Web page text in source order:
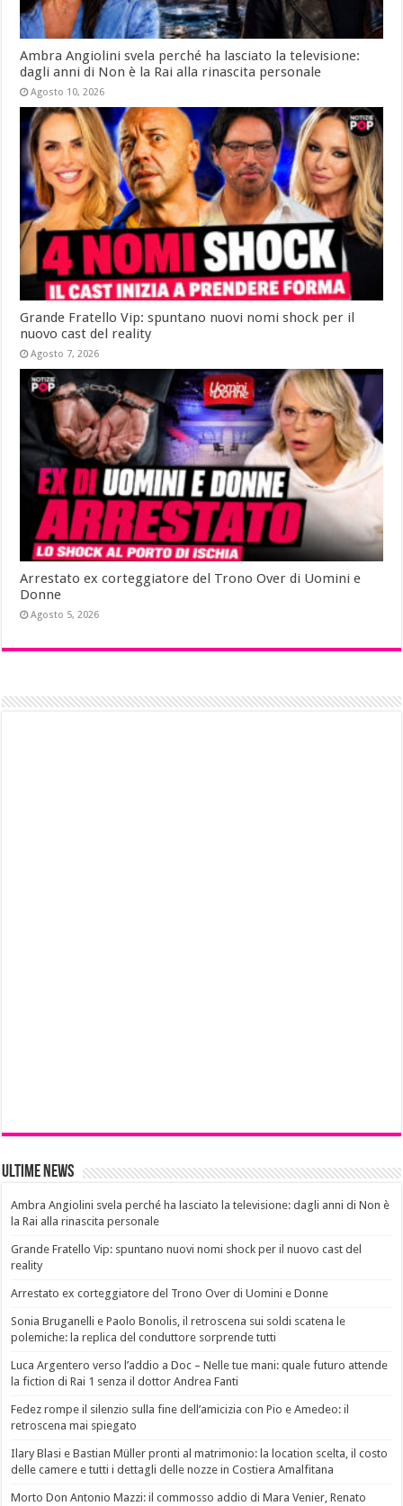
Ambra Angiolini svela perché ha lasciato la televisione:
dagli anni di Non è la Rai alla rinascita personale
Agosto 10, 2026
Grande Fratello Vip: spuntano nuovi nomi shock per il
nuovo cast del reality
Agosto 7, 2026
Arrestato ex corteggiatore del Trono Over di Uomini e
Donne
Agosto 5, 2026
Ultime News
Ambra Angiolini svela perché ha lasciato la televisione: dagli anni di Non è
la Rai alla rinascita personale
Grande Fratello Vip: spuntano nuovi nomi shock per il nuovo cast del
reality
Arrestato ex corteggiatore del Trono Over di Uomini e Donne
Sonia Bruganelli e Paolo Bonolis, il retroscena sui soldi scatena le
polemiche: la replica del conduttore sorprende tutti
Luca Argentero verso l’addio a Doc – Nelle tue mani: quale futuro attende
la fiction di Rai 1 senza il dottor Andrea Fanti
Fedez rompe il silenzio sulla fine dell’amicizia con Pio e Amedeo: il
retroscena mai spiegato
Ilary Blasi e Bastian Müller pronti al matrimonio: la location scelta, il costo
delle camere e tutti i dettagli delle nozze in Costiera Amalfitana
Morto Don Antonio Mazzi: il commosso addio di Mara Venier, Renato